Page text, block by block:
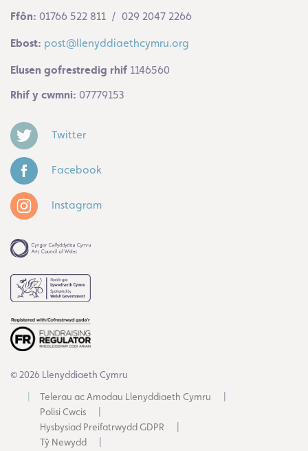
Ffôn: 01766 522 811 / 029 2047 2266
Ebost: post@llenyddiaethcymru.org
Elusen gofrestredig rhif 1146560
Rhif y cwmni: 07779153
Twitter
Facebook
Instagram
© 2026 Llenyddiaeth Cymru
Telerau ac Amodau Llenyddiaeth Cymru
Polisi Cwcis
Hysbysiad Preifatrwydd GDPR
Tŷ Newydd